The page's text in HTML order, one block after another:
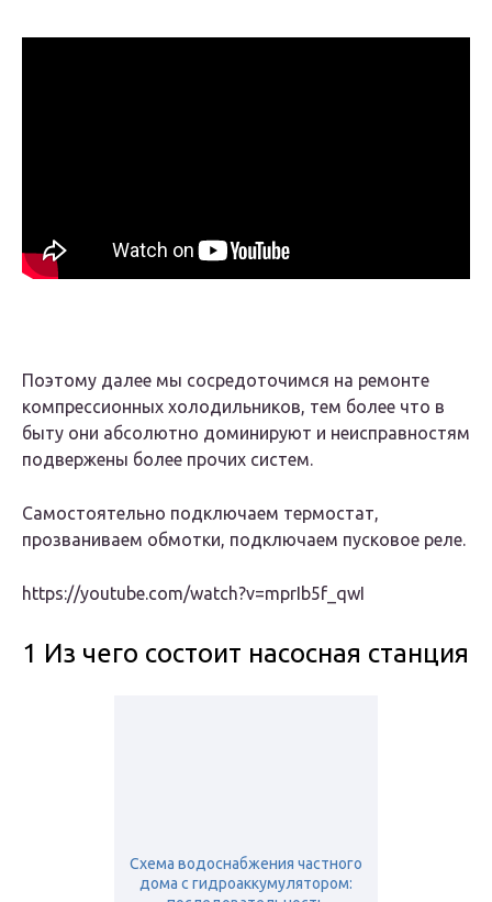
Поэтому далее мы сосредоточимся на ремонте
компрессионных холодильников, тем более что в
быту они абсолютно доминируют и неисправностям
подвержены более прочих систем.
Самостоятельно подключаем термостат,
прозваниваем обмотки, подключаем пусковое реле.
https://youtube.com/watch?v=mprIb5f_qwI
1 Из чего состоит насосная станция
Схема водоснабжения частного
дома с гидроаккумулятором: